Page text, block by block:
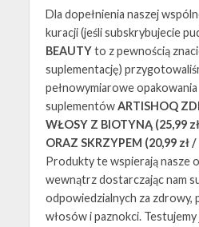
Dla dopełnienia naszej
kuracji (jeśli subskrybujecie
BEAUTYto z pewnością
suplementację)
pełnowymiarowe opakowania
suplementówARTISHOQ
WŁOSY Z BIOTYNĄ (25,99
ORAZ SKRZYPEM (20,99 zł
Produkty te wspierają nasze
wewnątrz dostarczając nam
odpowiedzialnych za zdrowy,
włosów i paznokci.